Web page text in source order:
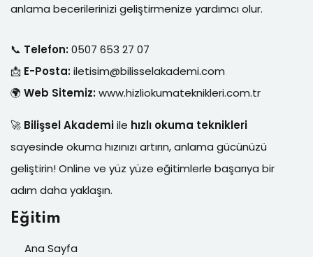
anlama becerilerinizi geliştirmenize yardımcı olur.
📞 Telefon:0507 653 27 07
📩 E-Posta:iletisim@bilisselakademi.com
🌍 Web Sitemiz:www.hizliokumateknikleri.com.tr
🚀 Bilişsel Akademiile hızlı okuma teknikleri
sayesinde okuma hızınızı artırın, anlama gücünüzü
geliştirin! Online ve yüz yüze eğitimlerle başarıya bir
adım daha yaklaşın.
Eğitim
Ana Sayfa